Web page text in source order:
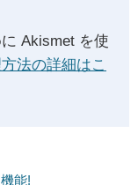
Akismet を使
法の詳細はこ
能!